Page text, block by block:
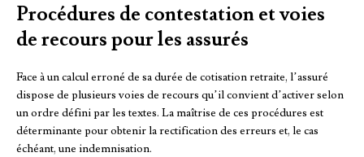
Procédures de contestation et voies
de recours pour les assurés
Face à un calcul erroné de sa durée de cotisation retraite, l’assuré
dispose de plusieurs voies de recours qu’il convient d’activer selon
un ordre défini par les textes. La maîtrise de ces procédures est
déterminante pour obtenir la rectification des erreurs et, le cas
échéant, une indemnisation.